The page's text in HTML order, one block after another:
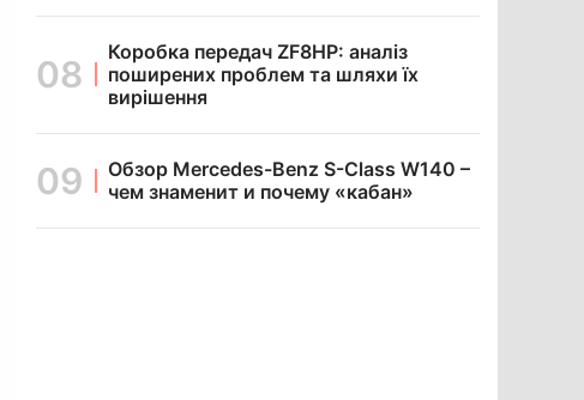
Коробка передач ZF8HP: аналіз
поширених проблем та шляхи їх
вирішення
Обзор Mercedes-Benz S-Class W140 –
чем знаменит и почему «кабан»